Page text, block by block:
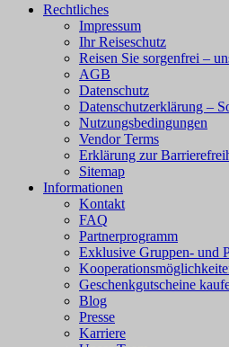
Rechtliches
Impressum
Ihr Reiseschutz
Reisen Sie sorgenfrei –
AGB
Datenschutz
Datenschutzerklärung –
Nutzungsbedingungen
Vendor Terms
Erklärung zur
Sitemap
Informationen
Kontakt
FAQ
Partnerprogramm
Exklusive Gruppen- und
Geschenkgutscheine
Blog
Presse
Karriere